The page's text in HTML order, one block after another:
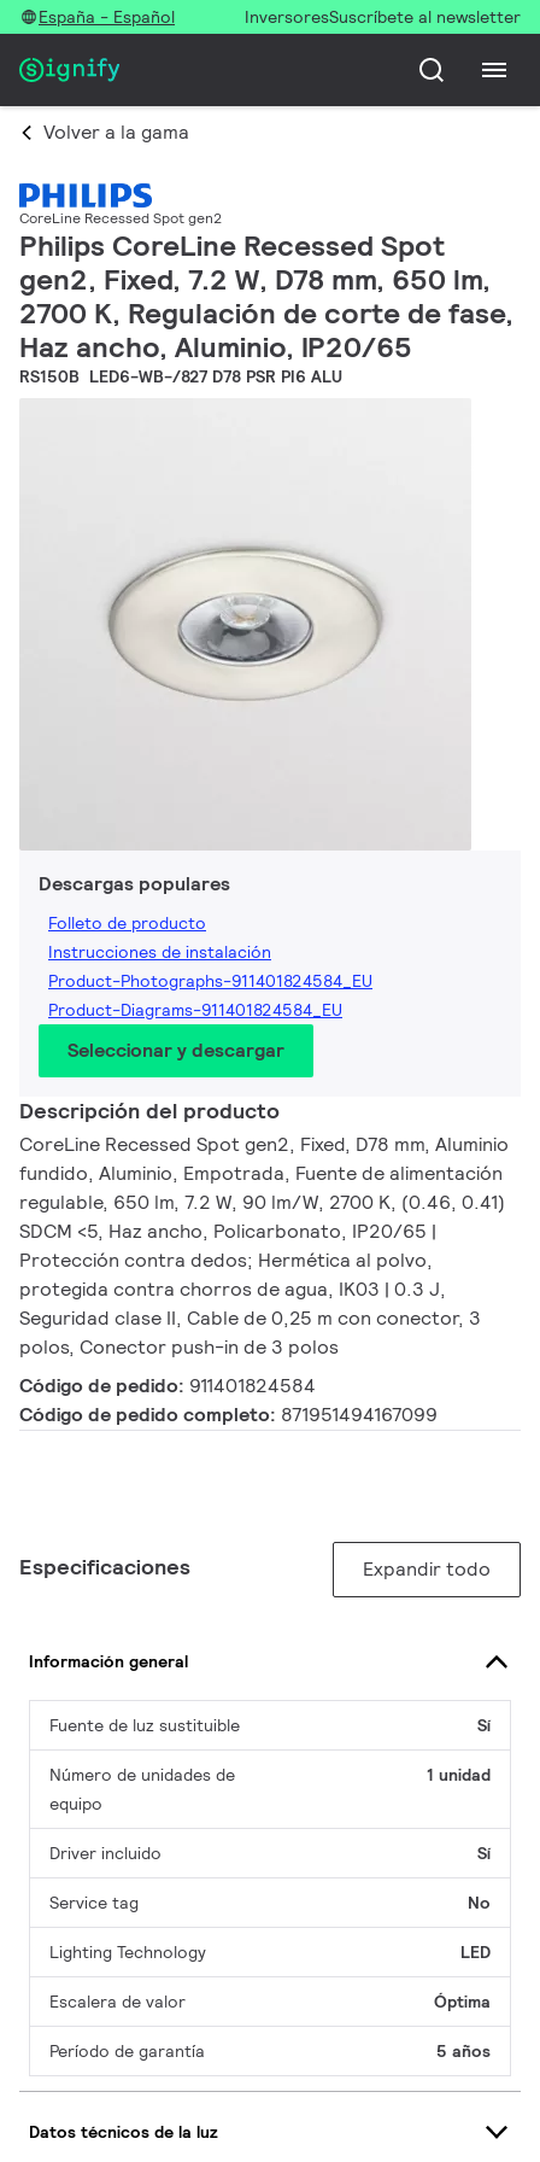
España - Español InversoresSuscríbete al newsletter
Volver a la gama
CoreLine Recessed Spot gen2
Philips CoreLine Recessed Spot
gen2, Fixed, 7.2 W, D78 mm, 650 lm,
2700 K, Regulación de corte de fase,
Haz ancho, Aluminio, IP20/65
RS150B LED6-WB-/827 D78 PSR PI6 ALU
Descargas populares
Folleto de producto
Instrucciones de instalación
Product-Photographs-911401824584_EU
Product-Diagrams-911401824584_EU
Seleccionar y descargar
Descripción del producto
CoreLine Recessed Spot gen2, Fixed, D78 mm, Aluminio
fundido, Aluminio, Empotrada, Fuente de alimentación
regulable, 650 lm, 7.2 W, 90 lm/W, 2700 K, (0.46, 0.41)
SDCM <5, Haz ancho, Policarbonato, IP20/65 |
Protección contra dedos; Hermética al polvo,
protegida contra chorros de agua, IK03 | 0.3 J,
Seguridad clase II, Cable de 0,25 m con conector, 3
polos, Conector push-in de 3 polos
Código de pedido: 911401824584
Código de pedido completo: 871951494167099
Especificaciones Expandir todo
Información general
Fuente de luz sustituible Sí
Número de unidades de
equipo
1 unidad
Driver incluido Sí
Service tag No
Lighting Technology LED
Escalera de valor Óptima
Período de garantía 5 años
Datos técnicos de la luz